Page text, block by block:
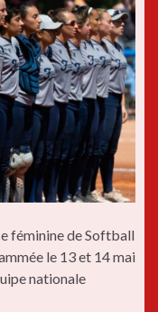
féminine de Softball
le 13 et 14 mai
nationale